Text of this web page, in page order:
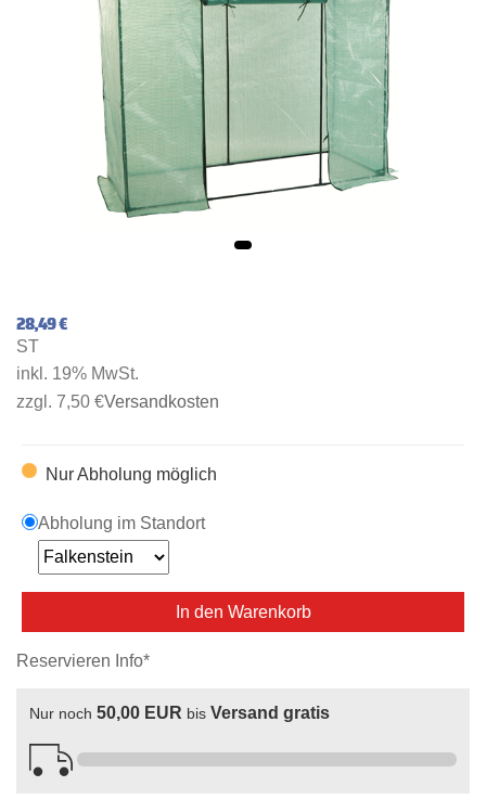
28,49 €
ST
inkl. 19% MwSt.
zzgl. 7,50 €Versandkosten
Nur Abholung möglich
Abholung im Standort
In den Warenkorb
Reservieren Info*
Nur noch 50,00 EUR bis Versand gratis